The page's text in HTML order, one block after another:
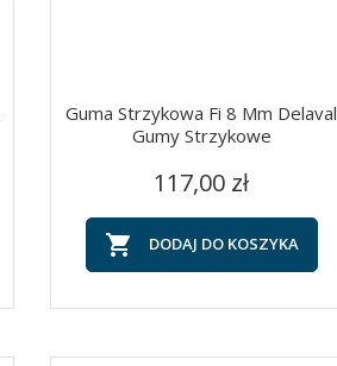
Szybki podgląd
Guma Strzykowa Fi 8 Mm Delaval
Gumy Strzykowe
Cena
117,00 zł
 DODAJ DO KOSZYKA